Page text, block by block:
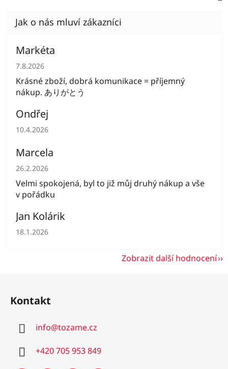
Markéta
Hodnocení obchodu je 5 z 5 hvězdiček.
7.8.2026
Krásné zboží, dobrá komunikace = příjemný
nákup. ありがとう
Ondřej
Hodnocení obchodu je 5 z 5 hvězdiček.
10.4.2026
Marcela
Hodnocení obchodu je 5 z 5 hvězdiček.
26.2.2026
Velmi spokojená, byl to již můj druhý nákup a vše
v pořádku
Jan Kolárik
Hodnocení obchodu je 5 z 5 hvězdiček.
18.1.2026
Zobrazit další hodnocení
Kontakt
info@tozame.cz
+420 705 953 849